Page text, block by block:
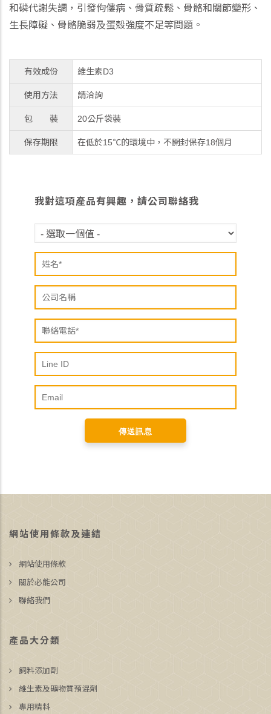
和磷代謝失調，引發佝僂病、骨質疏鬆、骨骼和關節變形、
生長障礙、骨骼脆弱及蛋殼強度不足等問題。
有效成份 維生素D3
使用方法 請洽詢
包 裝 20公斤袋裝
保存期限 在低於15℃的環境中，不開封保存18個月
我對這項產品有興趣，請公司聯絡我
網站使用條款及連結
網站使用條款
關於必能公司
聯絡我們
產品大分類
飼料添加劑
維生素及礦物質預混劑
專用精料